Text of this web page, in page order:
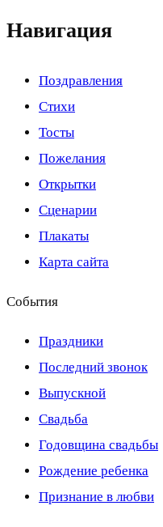
Навигация
Поздравления
Стихи
Тосты
Пожелания
Открытки
Сценарии
Плакаты
Карта сайта
События
Праздники
Последний звонок
Выпускной
Свадьба
Годовщина свадьбы
Рождение ребенка
Признание в любви